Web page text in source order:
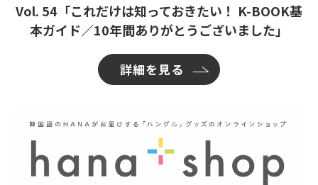
Vol. 54「これだけは知っておきたい！ K-BOOK基
本ガイド／10年間ありがとうございました」
詳細を見る